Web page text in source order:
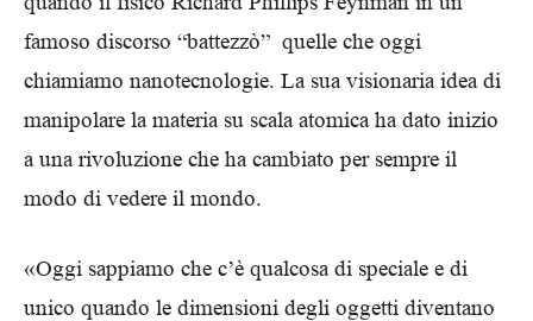
famoso discorso “battezzò” quelle che oggi
chiamiamo nanotecnologie. La sua visionaria idea di
manipolare la materia su scala atomica ha dato inizio
a una rivoluzione che ha cambiato per sempre il
modo di vedere il mondo.
«Oggi sappiamo che c’è qualcosa di speciale e di
unico quando le dimensioni degli oggetti diventano